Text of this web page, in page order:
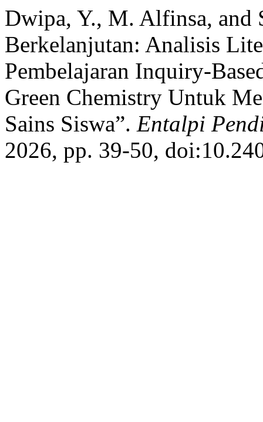
Dwipa, Y., M. Alfinsa, and
Berkelanjutan: Analisis
Pembelajaran Inquiry-
Green Chemistry Untuk
Sains Siswa”. Entalpi
2026, pp. 39-50,